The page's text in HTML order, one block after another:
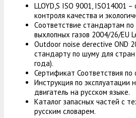
LLOYD,S ISO 9001, ISO14001
контроля качества и
Cоответствие стандартам
выхлопных газов 2004/26/EU
Outdoor noise derective OND
стандарту по шуму для
года).
Сертификат Соответствия по
Инструкция по эксплуатации
двигатель на русском языке.
Каталог запасных частей с
русским словарем.